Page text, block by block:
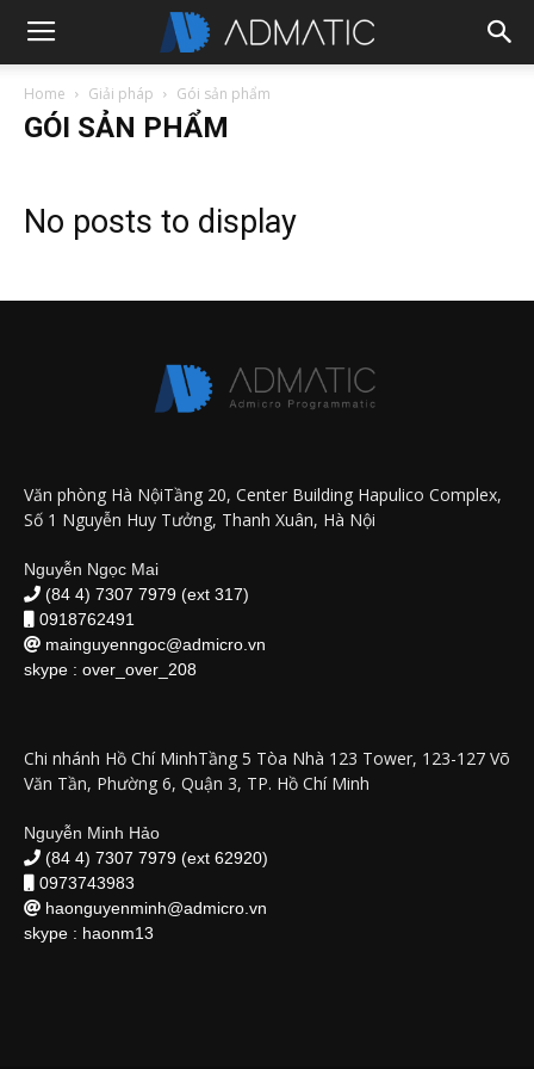
Home Giải pháp Gói sản phẩm
GÓI SẢN PHẨM
No posts to display
Văn phòng Hà NộiTầng 20, Center Building Hapulico Complex,
Số 1 Nguyễn Huy Tưởng, Thanh Xuân, Hà Nội
Nguyễn Ngọc Mai
(84 4) 7307 7979 (ext 317)
0918762491
mainguyenngoc@admicro.vn
skype : over_over_208
Chi nhánh Hồ Chí MinhTầng 5 Tòa Nhà 123 Tower, 123-127 Võ
Văn Tần, Phường 6, Quận 3, TP. Hồ Chí Minh
Nguyễn Minh Hảo
(84 4) 7307 7979 (ext 62920)
0973743983
haonguyenminh@admicro.vn
skype : haonm13